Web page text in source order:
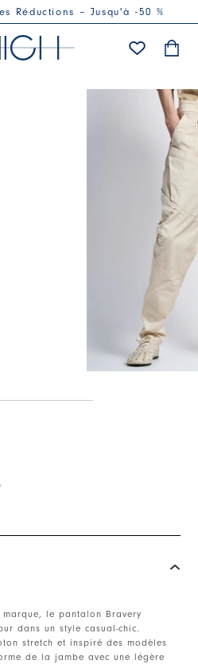
Réductions – Jusqu'à -50 %
le pantalon Bravery
dans un style casual-chic.
stretch et inspiré des modèles
de la jambe avec une légère